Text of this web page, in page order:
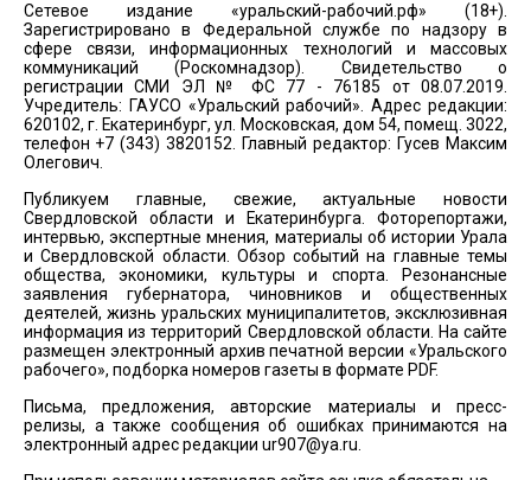
Сетевое издание «уральский-рабочий.рф» (18+).
Зарегистрировано в Федеральной службе по надзору в
сфере связи, информационных технологий и массовых
коммуникаций (Роскомнадзор). Свидетельство о
регистрации СМИ ЭЛ № ФС 77 - 76185 от 08.07.2019.
Учредитель: ГАУСО «Уральский рабочий». Адрес редакции:
620102, г. Екатеринбург, ул. Московская, дом 54, помещ. 3022,
телефон +7 (343) 3820152. Главный редактор: Гусев Максим
Олегович.
Публикуем главные, свежие, актуальные новости
Свердловской области и Екатеринбурга. Фоторепортажи,
интервью, экспертные мнения, материалы об истории Урала
и Свердловской области. Обзор событий на главные темы
общества, экономики, культуры и спорта. Резонансные
заявления губернатора, чиновников и общественных
деятелей, жизнь уральских муниципалитетов, эксклюзивная
информация из территорий Свердловской области. На сайте
размещен электронный архив печатной версии «Уральского
рабочего», подборка номеров газеты в формате PDF.
Письма, предложения, авторские материалы и пресс-
релизы, а также сообщения об ошибках принимаются на
электронный адрес редакции ur907@ya.ru